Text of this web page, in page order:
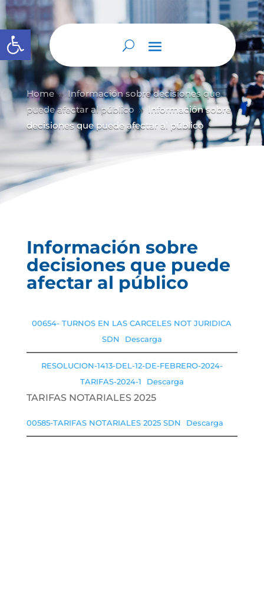
Abrir barra de herramientas
Home 9 Información sobre decisiones que
puede afectar al público 9 Información sobre
decisiones que puede afectar al público
Información sobre
decisiones que puede
afectar al público
00654- TURNOS EN LAS CARCELES NOT JURIDICA
SDN
Descarga
RESOLUCION-1413-DEL-12-DE-FEBRERO-2024-
TARIFAS-2024-1
Descarga
TARIFAS NOTARIALES 2025
00585-TARIFAS NOTARIALES 2025 SDN Descarga